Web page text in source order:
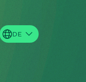
DE